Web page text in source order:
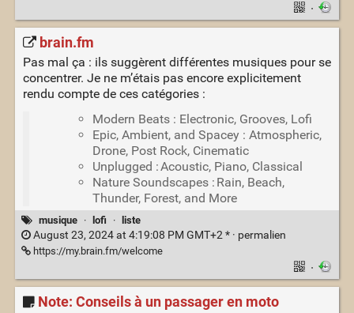
·
brain.fm
Pas mal ça : ils suggèrent différentes musiques pour se
concentrer. Je ne m’étais pas encore explicitement
rendu compte de ces catégories :
Modern Beats : Electronic, Grooves, Lofi
Epic, Ambient, and Spacey : Atmospheric,
Drone, Post Rock, Cinematic
Unplugged : Acoustic, Piano, Classical
Nature Soundscapes : Rain, Beach,
Thunder, Forest, and More
musique · lofi · liste
August 23, 2024 at 4:19:08 PM GMT+2 * · permalien
https://my.brain.fm/welcome
·
Note: Conseils à un passager en moto